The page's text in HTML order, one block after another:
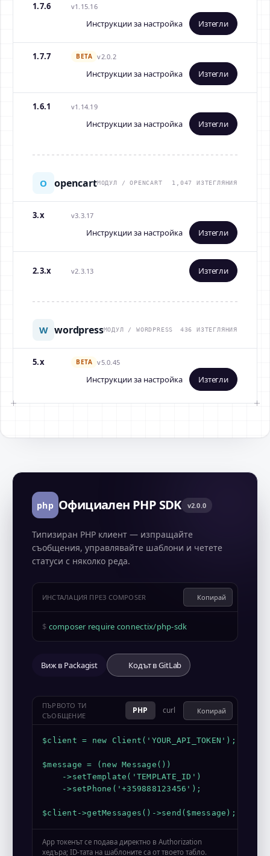
1.7.6 v1.15.16
Инструкции за настройка Изтегли
1.7.7 BETA v2.0.2
Инструкции за настройка Изтегли
1.6.1 v1.14.19
Инструкции за настройка Изтегли
O opencartМОДУЛ / OPENCART 1,047 ИЗТЕГЛЯНИЯ
3.x v3.3.17
Инструкции за настройка Изтегли
2.3.x v2.3.13 Изтегли
W wordpressМОДУЛ / WORDPRESS 436 ИЗТЕГЛЯНИЯ
5.x BETA v5.0.45
Инструкции за настройка Изтегли
php Официален PHP SDK v2.0.0
Типизиран PHP клиент — изпращайте
съобщения, управлявайте шаблони и четете
статуси с няколко реда.
ИНСТАЛАЦИЯ ПРЕЗ COMPOSER Копирай
$ composer require connectix/php-sdk
Виж в Packagist Кодът в GitLab
ПЪРВОТО ТИ
СЪОБЩЕНИЕ
PHP curl Копирай
$client = new Client('YOUR_API_TOKEN');
$message = (new Message())
    ->setTemplate('TEMPLATE_ID')
    ->setPhone('+359888123456');
$client->getMessages()->send($message);
App токенът се подава директно в Authorization
хедъра; ID-тата на шаблоните са от твоето табло.